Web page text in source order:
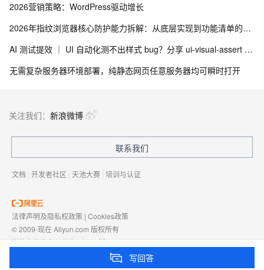
2026营销策略：WordPress驱动增长
2026年指纹浏览器核心防护能力拆解：从底层实现到功能清单的技术评估框架
AI 测试提效 ｜ UI 自动化测不出样式 bug？分享 ui-visual-assert + Skill 视觉断言与多浏览器适配方案
无需复杂服务器环境部署，纯静态网页任意服务器均可瞬时打开
写回答
关注我们： 新浪微博
联系我们
文档 | 开发者社区 | 天池大赛 | 培训与认证
法律声明及隐私权政策 | Cookies政策
© 2009-现在 Aliyun.com 版权所有
增值电信业务经营许可证： 浙B2-20080101
浙D3-20210002